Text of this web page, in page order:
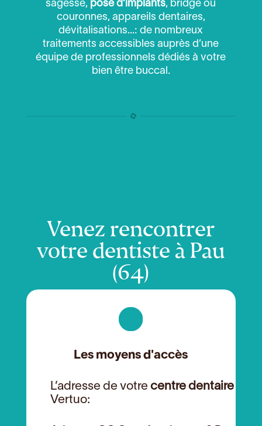
sagesse, pose d’implants, bridge ou
couronnes, appareils dentaires,
dévitalisations…: de nombreux
traitements accessibles auprès d’une
équipe de professionnels dédiés à votre
bien être buccal.
Venez rencontrer
votre dentiste à Pau
(64)
Les moyens d'accès
L’adresse de votre centre dentaire
Vertuo: